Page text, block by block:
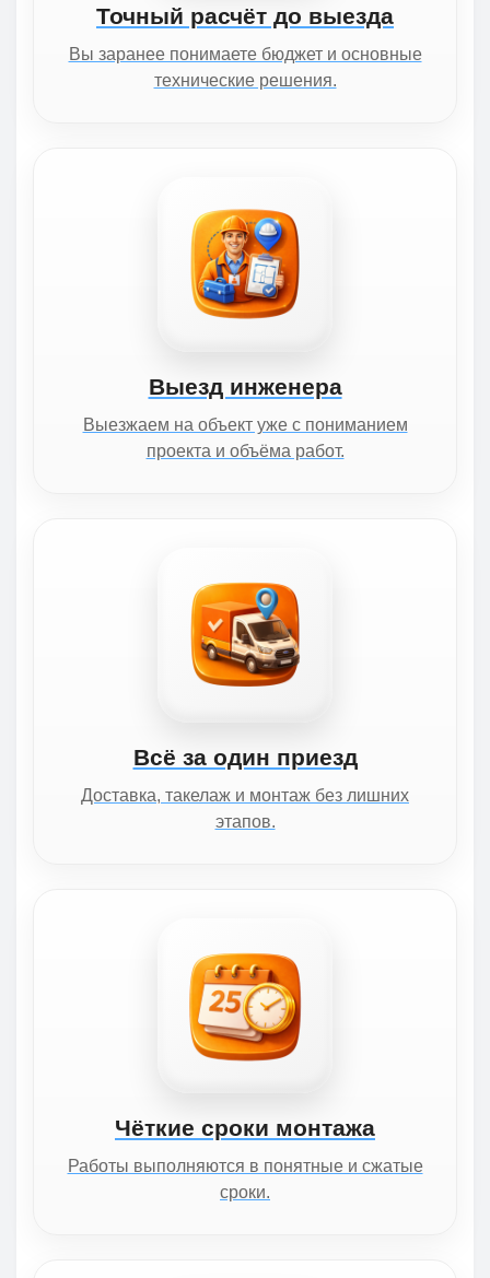
Точный расчёт до выезда
Вы заранее понимаете бюджет и основные
технические решения.
Выезд инженера
Выезжаем на объект уже с пониманием
проекта и объёма работ.
Всё за один приезд
Доставка, такелаж и монтаж без лишних
этапов.
Чёткие сроки монтажа
Работы выполняются в понятные и сжатые
сроки.